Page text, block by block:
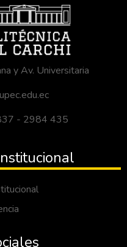
y Av. Universitaria
- 2984 435